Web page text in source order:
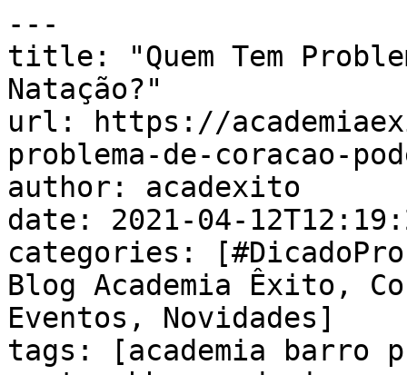
---
title: "Quem Tem
Natação?"
url: https://
problema-de-coracao-
author: acadexito
date: 2021-04-
categories:
Blog Academia Êxito,
Eventos, Novidades]
tags: [academia barro